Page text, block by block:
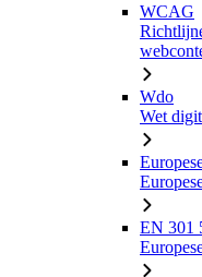
WCAG
Wdo
Wet
EN 301